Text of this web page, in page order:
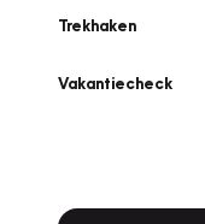
Trekhaken
Vakantiecheck